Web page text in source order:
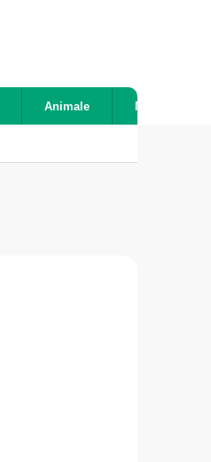
Animale Noutăți